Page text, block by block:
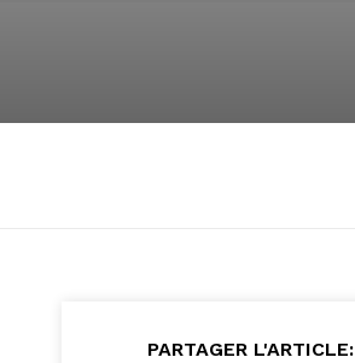
PARTAGER L'ARTICLE: